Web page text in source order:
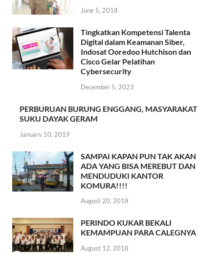
June 5, 2018
Tingkatkan Kompetensi Talenta
Digital dalam Keamanan Siber,
Indosat Ooredoo Hutchison dan
Cisco Gelar Pelatihan
Cybersecurity
December 5, 2023
PERBURUAN BURUNG ENGGANG, MASYARAKAT
SUKU DAYAK GERAM
January 10, 2019
SAMPAI KAPAN PUN TAK AKAN
ADA YANG BISA MEREBUT DAN
MENDUDUKI KANTOR
KOMURA!!!!
August 20, 2018
PERINDO KUKAR BEKALI
KEMAMPUAN PARA CALEGNYA
August 12, 2018